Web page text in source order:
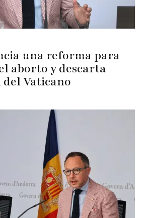
una reforma para
aborto y descarta
Vaticano